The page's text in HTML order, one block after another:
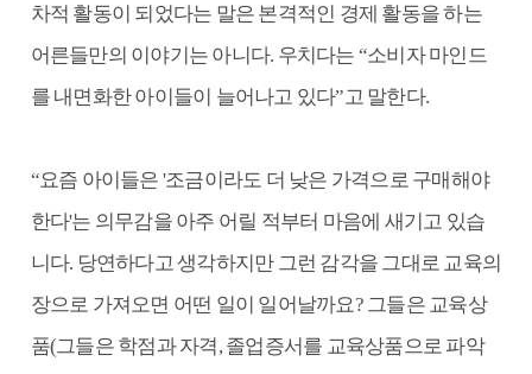
차적 활동이 되었다는 말은 본격적인 경제 활동을 하는
어른들만의 이야기는 아니다. 우치다는 “소비자 마인드
를 내면화한 아이들이 늘어나고 있다”고 말한다.
“요즘 아이들은 '조금이라도 더 낮은 가격으로 구매해야
한다'는 의무감을 아주 어릴 적부터 마음에 새기고 있습
니다. 당연하다고 생각하지만 그런 감각을 그대로 교육의
장으로 가져오면 어떤 일이 일어날까요? 그들은 교육상
품(그들은 학점과 자격, 졸업증서를 교육상품으로 파악